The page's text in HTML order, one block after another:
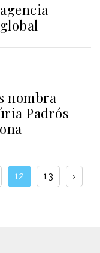
nombra
Padrós
12 13
›